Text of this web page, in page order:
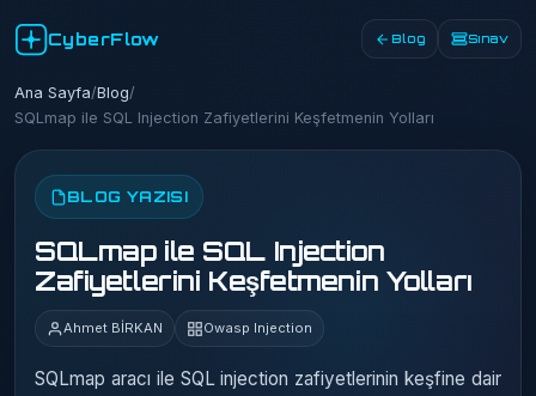
CyberFlow Blog Sınav
Ana Sayfa/Blog/
SQLmap ile SQL Injection Zafiyetlerini Keşfetmenin Yolları
BLOG YAZISI
SQLmap ile SQL Injection
Zafiyetlerini Keşfetmenin Yolları
Ahmet BİRKAN Owasp Injection
SQLmap aracı ile SQL injection zafiyetlerinin keşfine dair